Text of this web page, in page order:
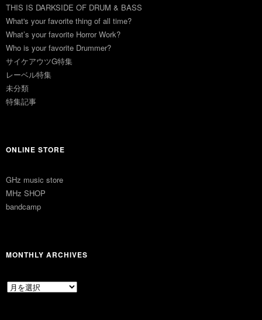
THIS IS DARKSIDE OF DRUM & BASS
What's your favorite thing of all time?
What’s your favorite Horror Work?
Who is your favorite Drummer?
サイケアウツG特集
レーベル特集
未分類
特集記事
ONLINE STORE
GHz music store
MHz SHOP
bandcamp
MONTHLY ARCHIVES
MONTHLY